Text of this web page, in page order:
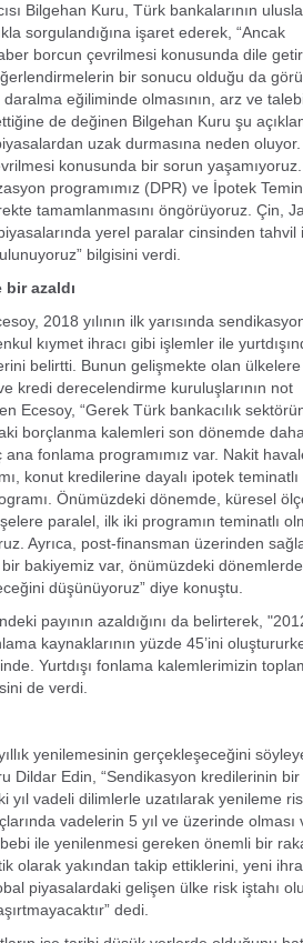
Bilgehan Kuru, Türk bankalarının
sorgulandığına işaret ederek, “Ancak
borcun çevrilmesi konusunda dile
bir sonucu olduğu da
eğiliminde olmasının, arz ve
de değinen Bilgehan Kuru şu
uzak durmasına neden
konusunda bir sorun
programımız (DPR) ve İpotek
tamamlanmasını öngörüyoruz. Çin,
yerel paralar cinsinden tahvil
bilgisini verdi.
azaldı
2018 yılının ilk yarısında
kıymet ihracı gibi işlemler ile
belirtti. Bunun gelişmekte olan
kredi derecelendirme kuruluşlarının not
Ecesoy, “Gerek Türk bankacılık
borçlanma kalemleri son dönemde
fonlama programımız var. Nakit
konut kredilerine dayalı ipotek
Önümüzdeki dönemde, küresel
paralel, ilk iki programın teminatlı
Ayrıca, post-finansman üzerinden
bakiyemiz var, önümüzdeki
düşünüyoruz” diye konuştu.
payının azaldığını da belirterek,
kaynaklarının yüzde 45’ini
Yurtdışı fonlama kalemlerimizin
de verdi.
yenilemesinin gerçekleşeceğini
Dildar Edin, “Sendikasyon kredilerinin bir
yıl vadeli dilimlerle uzatılarak yenileme
vadelerin 5 yıl ve üzerinde olması
ile yenilenmesi gereken önemli bir
olarak yakından takip ettiklerini, yeni
piyasalardaki gelişen ülke risk iştahı
dedi.